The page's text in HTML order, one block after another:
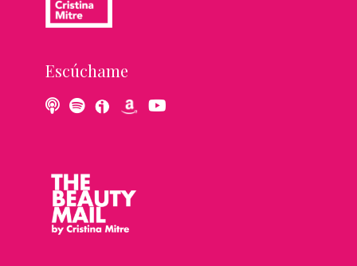
Escúchame